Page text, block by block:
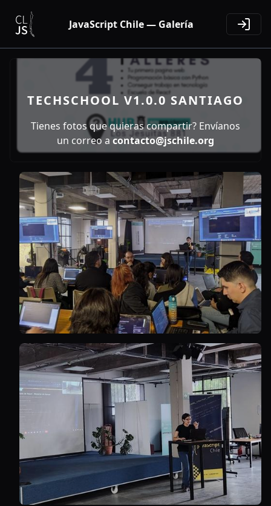
JavaScript Chile — Galería
TECHSCHOOL V1.0.0 SANTIAGO
Tienes fotos que quieras compartir? Envíanos
un correo a contacto@jschile.org